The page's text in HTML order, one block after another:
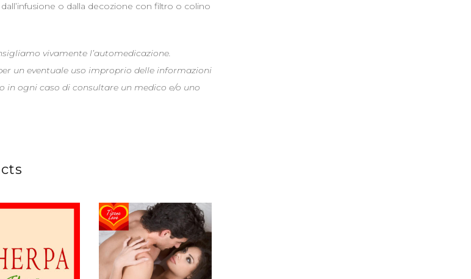
o dalla decozione con filtro o colino
vivamente l’automedicazione.
un eventuale uso improprio delle informazioni
ogni caso di consultare un medico e/o uno